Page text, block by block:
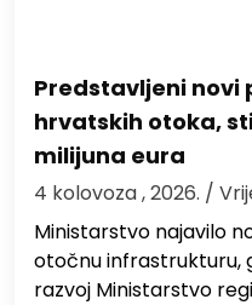
Predstavljeni novi
hrvatskih otoka,
milijuna eura
4 kolovoza , 2026. /
Ministarstvo najavilo
otočnu infrastrukturu,
razvoj Ministarstvo